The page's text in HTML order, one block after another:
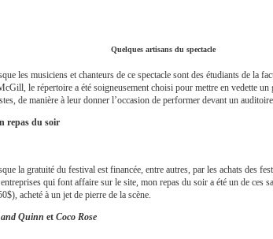
Quelques artisans du spectacle
les musiciens et chanteurs de ce spectacle sont des étudiants de la
le répertoire a été soigneusement choisi pour mettre en vedette un
de manière à leur donner l’occasion de performer devant un
repas du soir
la gratuité du festival est financée, entre autres, par les achats des
qui font affaire sur le site, mon repas du soir a été un de ces
acheté à un jet de pierre de la scène.
Quinn et Coco Rose